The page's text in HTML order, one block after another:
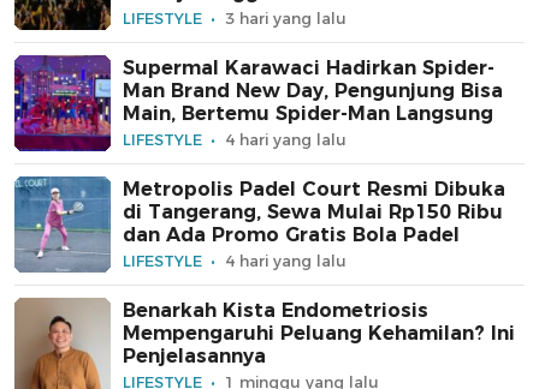
LIFESTYLE 3 hari yang lalu
Supermal Karawaci Hadirkan Spider-
Man Brand New Day, Pengunjung Bisa
Main, Bertemu Spider-Man Langsung
LIFESTYLE 4 hari yang lalu
Metropolis Padel Court Resmi Dibuka
di Tangerang, Sewa Mulai Rp150 Ribu
dan Ada Promo Gratis Bola Padel
LIFESTYLE 4 hari yang lalu
Benarkah Kista Endometriosis
Mempengaruhi Peluang Kehamilan? Ini
Penjelasannya
LIFESTYLE 1 minggu yang lalu